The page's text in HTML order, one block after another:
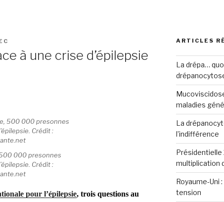
à une crise d’épilepsie
000 presonnes
Crédit :
pour l’épilepsie, trois questions au
ARTICLES
La drépa…
maladies
La
l’indifférence
Présidentielle
multiplication
Royaume-Uni
tension